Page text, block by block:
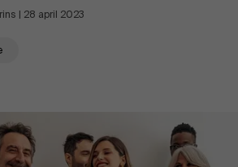
| 28 april 2023